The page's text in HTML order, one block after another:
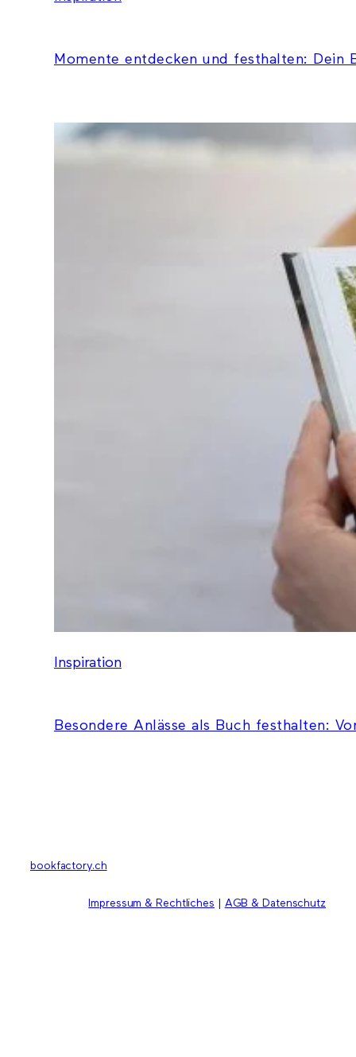
Momente entdecken und festhalten: Dein
Inspiration
Besondere Anlässe als Buch festhalten:
bookfactory.ch
Impressum & Rechtliches AGB & Datenschutz